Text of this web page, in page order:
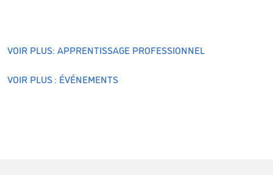
VOIR PLUS: APPRENTISSAGE PROFESSIONNEL
VOIR PLUS : ÉVÉNEMENTS